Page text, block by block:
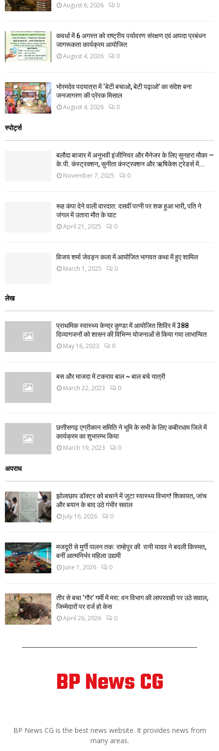
August 6, 2026 0
कवर्धा में 6 अगस्त को राष्ट्रीय पर्यावरण संरक्षण एवं आपदा प्रबंधन
जागरूकता कार्यक्रम आयोजित
August 4, 2026 0
भोरमदेव पदयात्रा में ‘बेटी बचाओ, बेटी पढ़ाओ’ का संदेश बना
जनजागरण की प्रेरक मिसाल
August 4, 2026 0
स्पोर्ट्स
बलौदा बाजार में अनुभवी इंजीनियर और मैनेजर के लिए सुनहरा मौका —
के.पी. कंस्ट्रक्शन, सुनीता कंस्ट्रक्शन और ऋषिकेश ट्रेडर्स में...
November 7, 2025 0
रूह कंपा देने वाली वारदात: दसवीं पत्नी पर शक हुआ भारी, पति ने
जंगल में उतारा मौत के घाट
April 21, 2025 0
विजय शर्मा जेवड़न कला में आयोजित भागवत कथा में हुए शामिल
March 1, 2025 0
लेख
प्राथमिक स्वास्थ्य केन्द्र कुण्डा में आयोजित शिविर में 388
दिव्यागजनों को शासन की विभिन्न योजनाओं से किया गया लाभान्वित
May 16, 2023 0
बस और माजदा में टकराव बाल ~ बाल बचे यात्री
March 22, 2023 0
छत्तीसगढ़ एग्रीकान समिति ने भूमि के सभी के लिए कबीरधाम जिले में
कार्यक्रम का शुभारम्भ किया
March 19, 2023 0
अपराध
झोलाछाप डॉक्टर को बचाने में जुटा स्वास्थ्य विभाग! शिकायत, जांच
और बयान के बाद उठे गंभीर सवाल
July 16, 2026 0
मजदूरी से मुर्गी पालन तक: राम्हेपुर की रानी यादव ने बदली किस्मत,
बनीं आत्मनिर्भर महिला उद्यमी
June 1, 2026 0
तीर से बचा ‘गौर’ गर्मी में मरा: वन विभाग की लापरवाही पर उठे सवाल,
जिम्मेदारों पर दर्ज हो केस
April 26, 2026 0
BP News CG
BP News CG is the best news website. It provides news from
many areas.